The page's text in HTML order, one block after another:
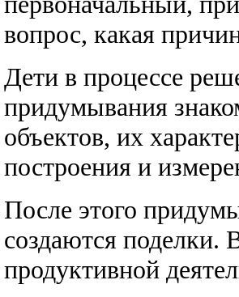
вопрос, какая
Дети в процессе
придумывания
объектов, их
построения и
После этого
создаются
продуктивной